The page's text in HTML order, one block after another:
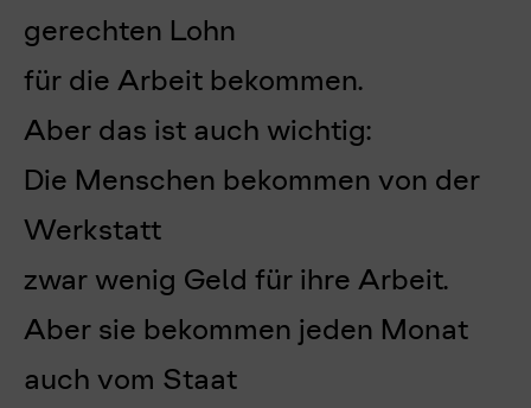
gerechten Lohn
für die Arbeit bekommen.
Aber das ist auch wichtig:
Die Menschen bekommen von der
Werkstatt
zwar wenig Geld für ihre Arbeit.
Aber sie bekommen jeden Monat
auch vom Staat